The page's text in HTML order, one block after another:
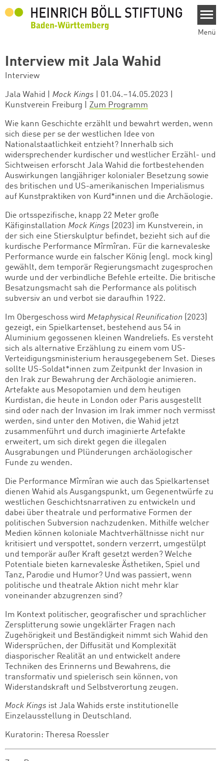
Menü
Interview mit Jala Wahid
Interview
Jala Wahid | Mock Kings | 01.04.–14.05.2023 |
Kunstverein Freiburg | Zum Programm
Wie kann Geschichte erzählt und bewahrt werden, wenn
sich diese per se der westlichen Idee von
Nationalstaatlichkeit entzieht? Innerhalb sich
widersprechender kurdischer und westlicher Erzähl- und
Sichtweisen erforscht Jala Wahid die fortbestehenden
Auswirkungen langjähriger kolonialer Besetzung sowie
des britischen und US-amerikanischen Imperialismus
auf Kunstpraktiken von Kurd*innen und die Archäologie.
Die ortsspezifische, knapp 22 Meter große
Käfiginstallation Mock Kings
(2023) im Kunstverein, in
der sich eine Stierskulptur befindet, bezieht sich auf die
kurdische Performance Mîrmîran. Für die karnevaleske
Performance wurde ein falscher König (engl. mock king)
gewählt, dem temporär Regierungsmacht zugesprochen
wurde und der verbindliche Befehle erteilte. Die britische
Besatzungsmacht sah die Performance als politisch
subversiv an und verbot sie daraufhin 1922.
Im Obergeschoss wird Metaphysical Reunification
(2023)
gezeigt, ein Spielkartenset, bestehend aus 54 in
Aluminium gegossenen kleinen Wandreliefs. Es versteht
sich als alternative Erzählung zu einem vom US-
Verteidigungsministerium herausgegebenem Set. Dieses
sollte US-Soldat*innen zum Zeitpunkt der Invasion in
den Irak zur Bewahrung der Archäologie animieren.
Artefakte aus Mesopotamien und dem heutigen
Kurdistan, die heute in London oder Paris ausgestellt
sind oder nach der Invasion im Irak immer noch vermisst
werden, sind unter den Motiven, die Wahid jetzt
zusammenführt und durch imaginierte Artefakte
erweitert, um sich direkt gegen die illegalen
Ausgrabungen und Plünderungen archäologischer
Funde zu wenden.
Die Performance Mîrmîran wie auch das Spielkartenset
dienen Wahid als Ausgangspunkt, um Gegenentwürfe zu
westlichen Geschichtsnarrativen zu entwickeln und
dabei über theatrale und performative Formen der
politischen Subversion nachzudenken. Mithilfe welcher
Medien können koloniale Machtverhältnisse nicht nur
kritisiert und verspottet, sondern verzerrt, umgestülpt
und temporär außer Kraft gesetzt werden? Welche
Potentiale bieten karnevaleske Ästhetiken, Spiel und
Tanz, Parodie und Humor? Und was passiert, wenn
politische und theatrale Aktion nicht mehr klar
voneinander abzugrenzen sind?
Im Kontext politischer, geografischer und sprachlicher
Zersplitterung sowie ungeklärter Fragen nach
Zugehörigkeit und Beständigkeit nimmt sich Wahid den
Widersprüchen, der Diffusität und Komplexität
diasporischer Realität an und entwickelt andere
Techniken des Erinnerns und Bewahrens, die
transformativ und spielerisch sein können, von
Widerstandskraft und Selbstverortung zeugen.
Mock Kings ist Jala Wahids erste institutionelle
Einzelausstellung in Deutschland.
Kuratorin: Theresa Roessler